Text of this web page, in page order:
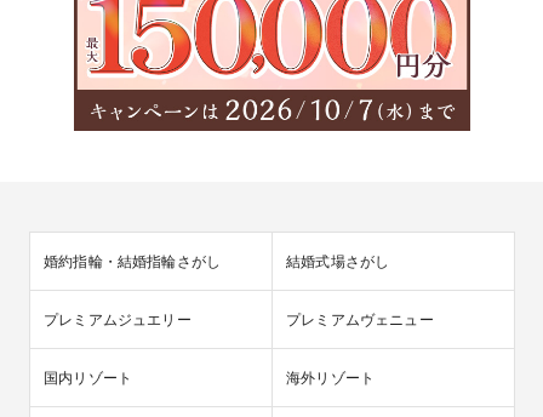
婚約指輪・結婚指輪さがし 結婚式場さがし
プレミアムジュエリー プレミアムヴェニュー
国内リゾート 海外リゾート